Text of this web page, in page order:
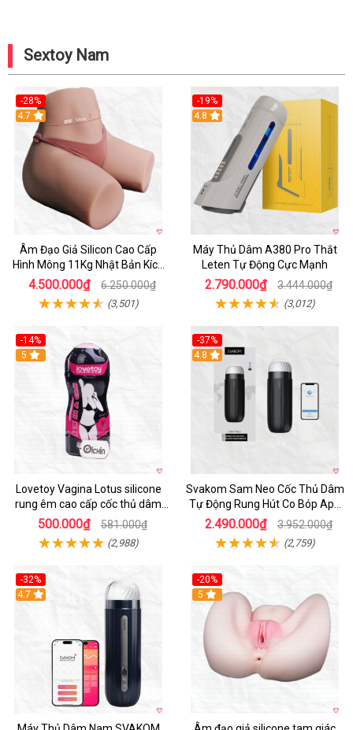
Sextoy Nam
-28%
4.7
Âm Đạo Giả Silicon Cao Cấp
Hình Mông 11Kg Nhật Bản Kích
Thước Như Thật
4.500.000₫ 6.250.000₫
(3,501)
-19%
Hot
4.8
Máy Thủ Dâm A380 Pro Thắt
Leten Tự Động Cực Mạnh
2.790.000₫ 3.444.000₫
(3,012)
-14%
Hot
5
Lovetoy Vagina Lotus silicone
rung êm cao cấp cốc thủ dâm
nam
500.000₫ 581.000₫
(2,988)
-37%
4.8
Svakom Sam Neo Cốc Thủ Dâm
Tự Động Rung Hút Co Bóp App
Điều Khiển
2.490.000₫ 3.952.000₫
(2,759)
-32%
Hot
4.7
-20%
Hot
5